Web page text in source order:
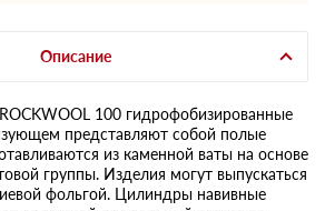
Описание
100 гидрофобизированные
представляют собой полые
из каменной ваты на основе
группы. Изделия могут выпускаться
фольгой. Цилиндры навивные